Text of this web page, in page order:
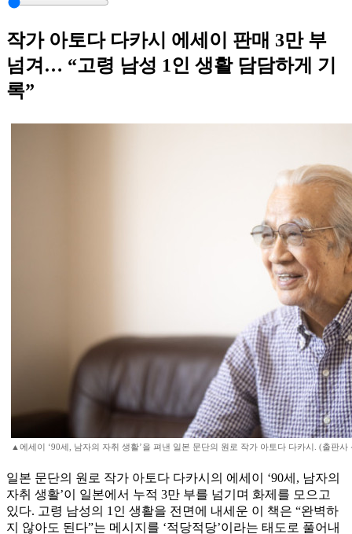
작가 아토다 다카시 에세이 판매 3만 부
넘겨… “고령 남성 1인 생활 담담하게 기
록”
▲에세이 ‘90세, 남자의 자취 생활’을 펴낸 일본 문단의 원로 작가 아토다 다카시. (출판사
일본 문단의 원로 작가 아토다 다카시의 에세이 ‘90세, 남자의
자취 생활’이 일본에서 누적 3만 부를 넘기며 화제를 모으고
있다. 고령 남성의 1인 생활을 전면에 내세운 이 책은 “완벽하
지 않아도 된다”는 메시지를 ‘적당적당’이라는 태도로 풀어내